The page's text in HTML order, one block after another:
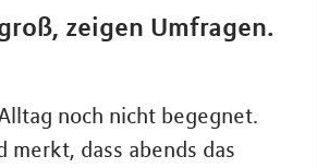
zeigen Umfragen.
noch nicht begegnet.
dass abends das